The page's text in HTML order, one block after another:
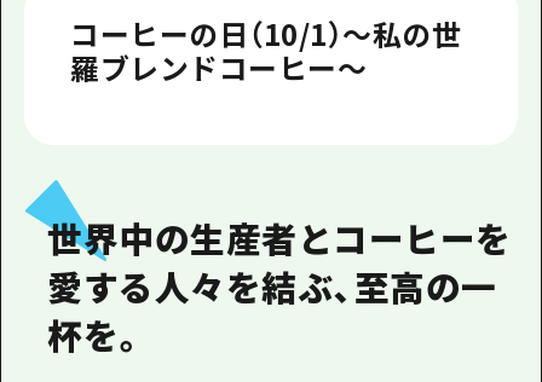
メディア掲載情報
コーヒーの日（10/1）～私の世
羅ブレンドコーヒー～
世界中の生産者とコーヒーを
愛する人々を結ぶ、至高の一
杯を。